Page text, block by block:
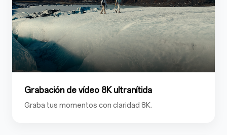
Grabación de vídeo 8K ultranítida
Graba tus momentos con claridad 8K.